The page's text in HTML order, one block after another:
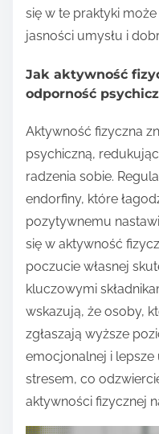
się w te praktyki
jasności umysłu i
Jak aktywność
odporność
Aktywność fizyczna
psychiczną,
radzenia sobie.
endorfiny, które
pozytywnemu
się w aktywność
poczucie własnej
kluczowymi
wskazują, że osoby,
zgłaszają wyższe
emocjonalnej i lepsze
stresem, co
aktywności fizycznej